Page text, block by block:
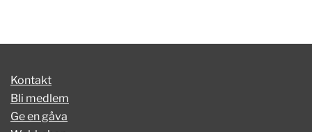
Kontakt
Bli medlem
Ge en gåva